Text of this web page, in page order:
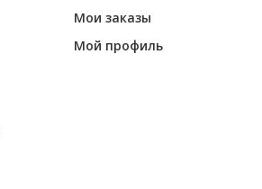
Мои заказы
Мой профиль